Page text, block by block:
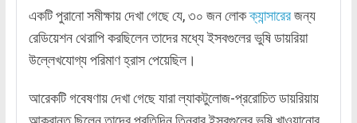
একটি পুরানো সমীক্ষায় দেখা গেছে যে, ৩০ জন লোকক্যান্সারেরজন্য
রেডিয়েশন থেরাপি করছিলেন তাদের মধ্যে ইসবগুলের ভুষি ডায়রিয়া
উল্লেখযোগ্য পরিমাণ হ্রাস পেয়েছিল।
আরেকটি গবেষণায় দেখা গেছে যারা ল্যাকটুলোজ-প্ররোচিত ডায়রিয়ায়